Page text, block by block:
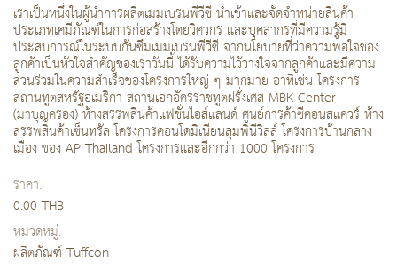
เราเป็นหนึ่งในผู้นำการผลิตเมมเบรนพีวีซี นำเข้าและจัดจำหน่ายสินค้า
ประเภทเคมีภัณฑ์ในการก่อสร้างโดยวิศวกร และบุคลากรที่มีความรู้มี
ประสบการณ์ในระบบกันซึมเมมเบรนพีวีซี จากนโยบายที่ว่าความพอใจของ
ลูกค้าเป็นหัวใจสำคัญของเราวันนี้ ได้รับความไว้วางใจจากลูกค้าและมีความ
ส่วนร่วมในความสำเร็จของโครงการใหญ่ ๆ มากมาย อาทิเช่น โครงการ
สถานทูตสหรัฐอเมริกา สถานเอกอัครราชทูตฝรั่งเศส MBK Center
(มาบุญครอง) ห้างสรรพสินค้าแฟชั่นไอส์แลนด์ ศูนย์การค้าซีคอนสแควร์ ห้าง
สรรพสินค้าเซ็นทรัล โครงการคอนโดมิเนียนลุมพินีวิลล์ โครงการบ้านกลาง
เมือง ของ AP Thailand โครงการและอีกกว่า 1000 โครงการ
ราคา:
0.00 THB
หมวดหมู่:
ผลิตภัณฑ์ Tuffcon